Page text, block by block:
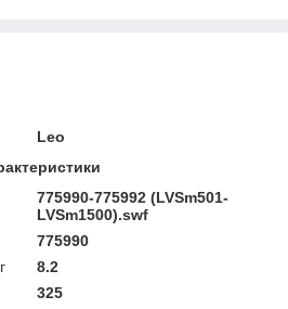
Leo
775990-775992 (LVSm501-
LVSm1500).swf
775990
8.2
325